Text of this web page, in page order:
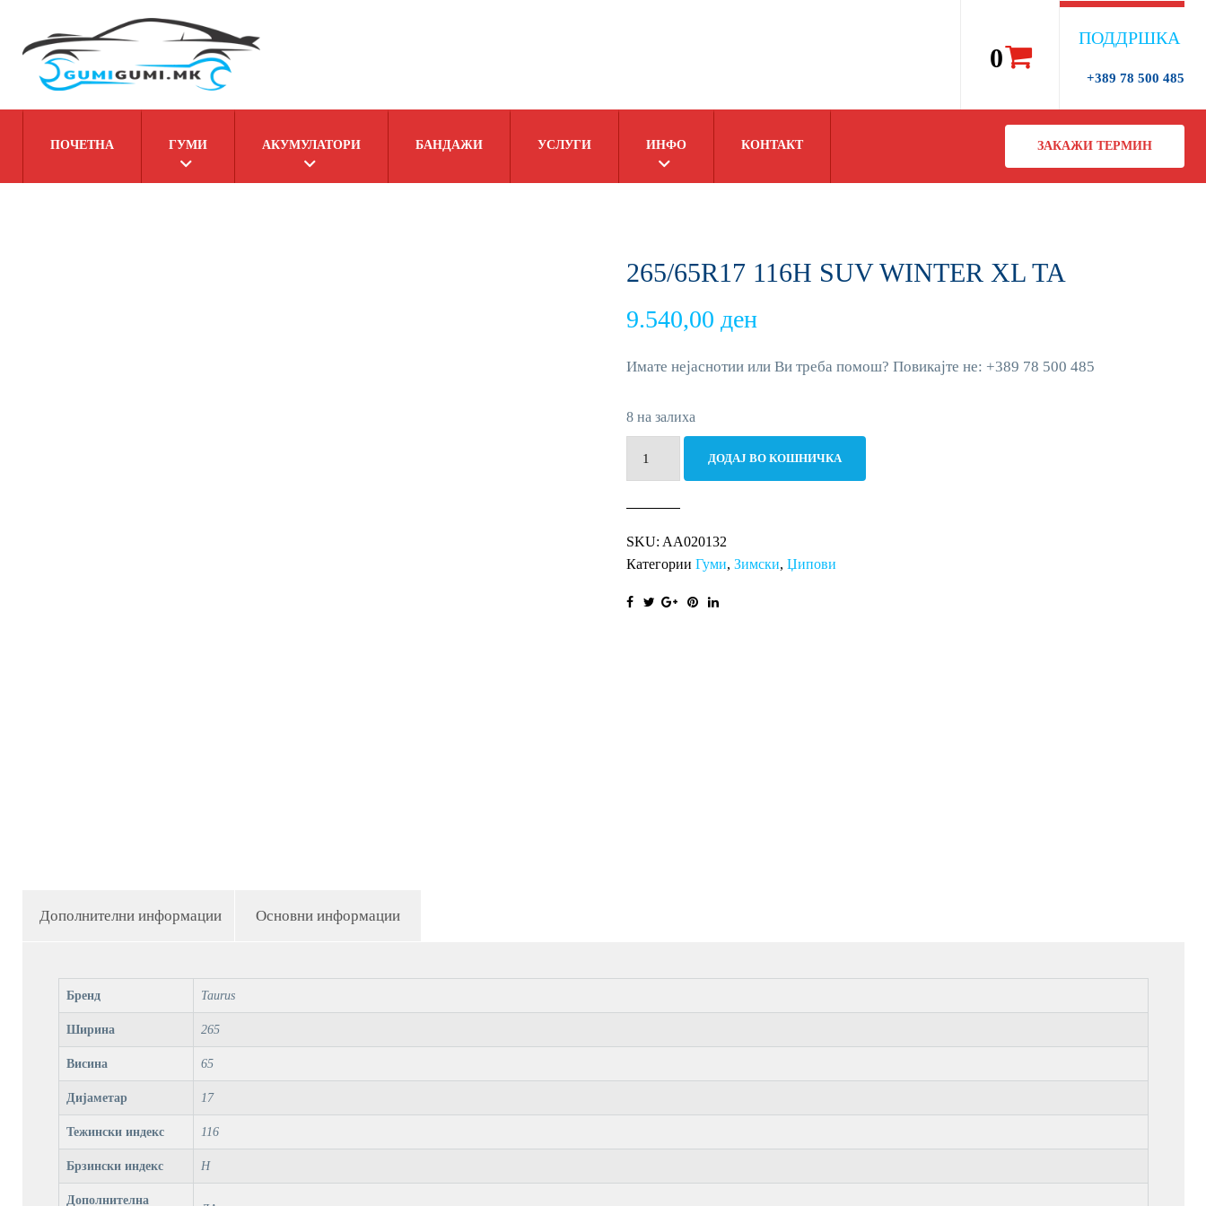
0
ПОДДРШКА
+389 78 500 485
ЗАКАЖИ ТЕРМИН
ПОЧЕТНА ГУМИ АКУМУЛАТОРИ БАНДАЖИ УСЛУГИ ИНФО КОНТАКТ
265/65R17 116H SUV WINTER XL TA
9.540,00 ден
Имате нејаснотии или Ви треба помош? Повикајте не: +389 78 500 485
8 на залиха
XL
TA
количина
ДОДАЈ ВО КОШНИЧКА
SKU: AA020132
Категории Гуми, Зимски, Џипови
Дополнителни информации Основни информации
Бренд Taurus
Ширина 265
Висина 65
Дијаметар 17
Тежински индекс 116
Брзински индекс H
Дополнителна